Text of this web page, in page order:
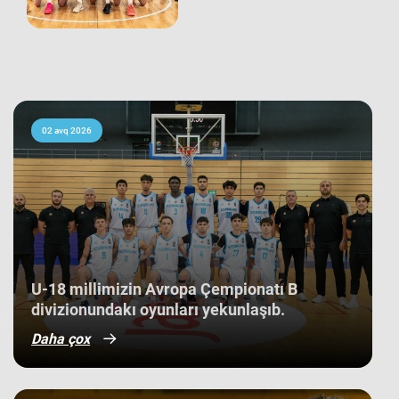
kollektivdən biri olan millimiz,
çempionatı 11-ci pillədə başa vurub.
Bu nəticə Azərbaycan basketbol
tarixində bir ilk kimi də statistikaya
düşüb. İlk baxışda yarışın tam
mərkəzində qərarlaşmaq adi bir
nəticə kimi görünsə də,
komandamızın yer aldığı qrupun
ağırlığı və rəqiblərin səviyyəsi bu
nəticənin adi bir nəticə olmadığını
göstərir. Bunu qrup mərhələsində
qarşılaşdığımız komandaların
çempionatın sonundakı yekun
mövqeləri də aydın sübut edir. Belə ki,
qrupdakı ən güclü rəqibimiz olan
İsveç millisi çempionatın bürünc
5-cisi olub. Şimali Makedoniya
02 avq 2026
U-18 millimizin Avropa Çempionatı B
divizionundakı oyunları yekunlaşıb.
Daha çox